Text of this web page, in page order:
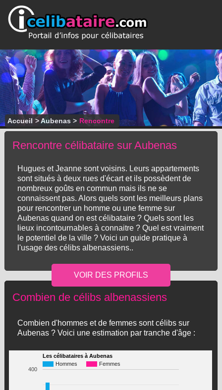
Accueil >Aubenas> Rencontre
Rencontre célibataire sur Aubenas
Hugues et Jeanne sont voisins. Leurs appartements
sont situés à deux rues d'écart et ils possèdent de
nombreux goûts en commun mais ils ne se
connaissent pas. Alors quels sont les meilleurs plans
pour rencontrer un homme ou une femme sur
Aubenas quand on est célibataire ? Quels sont les
lieux incontournables à connaitre ? Quel est vraiment
le potentiel de la ville ? Voici un guide pratique à
l'usage des célibs albenassiens..
Combien de célibs albenassiens
Combien d'hommes et de femmes sont célibs sur
Aubenas ? Voici une estimation par tranche d'âge :
Les célibataires à Aubenas
Hommes
Femmes
400